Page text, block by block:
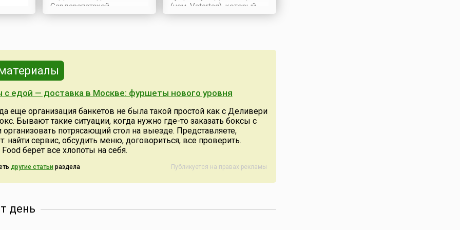
а
же
Сардарапатской
битве.Сардарапатская
1918 года между
регулярными армянскими
ополченцами, с одной
вторгнувшимися в
Восточную Армению
турецкими оккупантами —
с другой. Сражение
проходило в районе
Сард...
(нем. Vatertag), который
установлен в стране как
Пасхи.Считается, что свою
отцов ведёт с 18 века,
когда в честь праздника
Вознесения Господня в
стране проводились ра...
с едой — доставка в Москве: фуршеты нового уровня
еще организация банкетов не была такой простой как с Деливери
Бывают такие ситуации, когда нужно где-то заказать боксы с
организовать потрясающий стол на выезде. Представляете,
найти сервис, обсудить меню, договориться, все проверить.
берет все хлопоты на себя.
другие статьи раздела Публикуется на правах рекламы
день